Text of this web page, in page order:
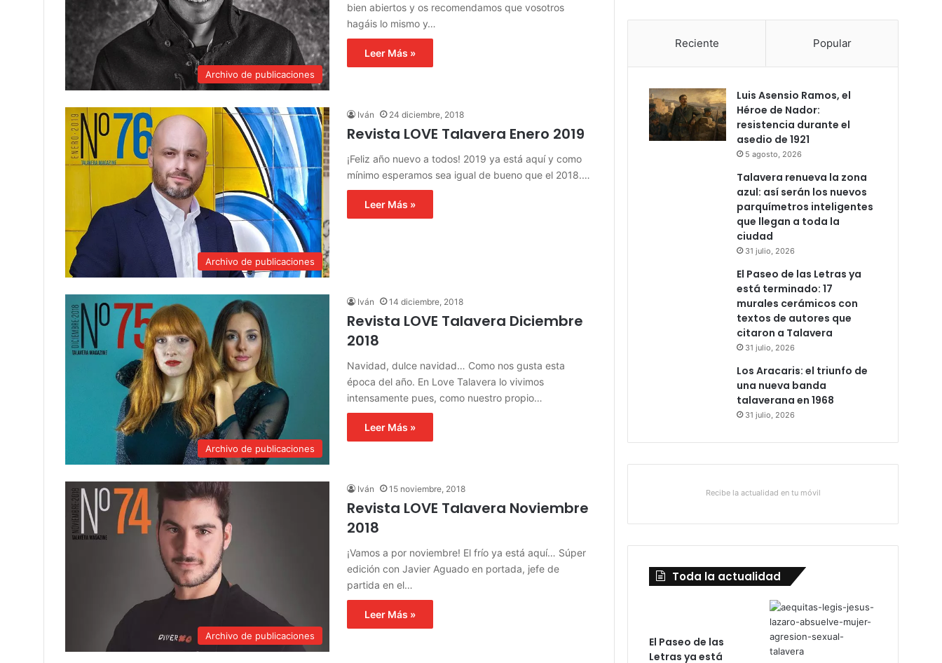
Archivo de publicaciones
bien abiertos y os recomendamos que vosotros
hagáis lo mismo y…
Leer Más »
Archivo de publicaciones
Iván 24 diciembre, 2018
Revista LOVE Talavera Enero 2019
¡Feliz año nuevo a todos! 2019 ya está aquí y como
mínimo esperamos sea igual de bueno que el 2018.…
Leer Más »
Archivo de publicaciones
Iván 14 diciembre, 2018
Revista LOVE Talavera Diciembre
2018
Navidad, dulce navidad… Como nos gusta esta
época del año. En Love Talavera lo vivimos
intensamente pues, como nuestro propio…
Leer Más »
Archivo de publicaciones
Iván 15 noviembre, 2018
Revista LOVE Talavera Noviembre
2018
¡Vamos a por noviembre! El frío ya está aquí… Súper
edición con Javier Aguado en portada, jefe de
partida en el…
Leer Más »
Reciente Popular
Luis Asensio Ramos, el
Héroe de Nador:
resistencia durante el
asedio de 1921
5 agosto, 2026
Talavera renueva la zona
azul: así serán los nuevos
parquímetros inteligentes
que llegan a toda la
ciudad
31 julio, 2026
El Paseo de las Letras ya
está terminado: 17
murales cerámicos con
textos de autores que
citaron a Talavera
31 julio, 2026
Los Aracaris: el triunfo de
una nueva banda
talaverana en 1968
31 julio, 2026
Recibe la actualidad en tu móvil
Toda la actualidad
El Paseo de las
Letras ya está